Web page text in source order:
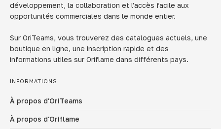
développement, la collaboration et l'accès facile aux
opportunités commerciales dans le monde entier.
Sur OriTeams, vous trouverez des catalogues actuels, une
boutique en ligne, une inscription rapide et des
informations utiles sur Oriflame dans différents pays.
INFORMATIONS
À propos d'OriTeams
À propos d'Oriflame